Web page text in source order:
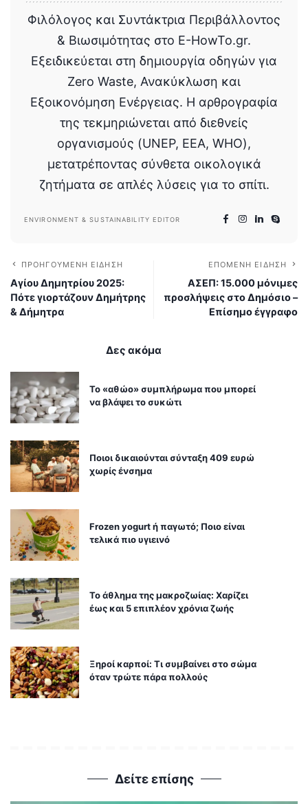
Φιλόλογος και Συντάκτρια Περιβάλλοντος
& Βιωσιμότητας στο E-HowTo.gr.
Εξειδικεύεται στη δημιουργία οδηγών για
Zero Waste, Ανακύκλωση και
Εξοικονόμηση Ενέργειας. Η αρθρογραφία
της τεκμηριώνεται από διεθνείς
οργανισμούς (UNEP, EEA, WHO),
μετατρέποντας σύνθετα οικολογικά
ζητήματα σε απλές λύσεις για το σπίτι.
ENVIRONMENT & SUSTAINABILITY EDITOR
ΠΡΟΗΓΟΎΜΕΝΗ ΕΊΔΗΣΗ
Αγίου Δημητρίου 2025:
Πότε γιορτάζουν Δημήτρης
& Δήμητρα
ΕΠΌΜΕΝΗ ΕΊΔΗΣΗ
ΑΣΕΠ: 15.000 μόνιμες
προσλήψεις στο Δημόσιο –
Επίσημο έγγραφο
Δες ακόμα
Το «αθώο» συμπλήρωμα που μπορεί
να βλάψει το συκώτι
Ποιοι δικαιούνται σύνταξη 409 ευρώ
χωρίς ένσημα
Frozen yogurt ή παγωτό; Ποιο είναι
τελικά πιο υγιεινό
Το άθλημα της μακροζωίας: Χαρίζει
έως και 5 επιπλέον χρόνια ζωής
Ξηροί καρποί: Τι συμβαίνει στο σώμα
όταν τρώτε πάρα πολλούς
Δείτε επίσης